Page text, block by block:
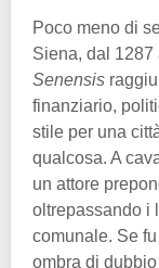
Poco meno di
Siena, dal
Senensis
finanziario,
stile per una
qualcosa. A
un attore
oltrepassando i
comunale. Se
ombra di